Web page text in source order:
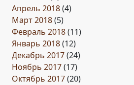
Апрель 2018(4)
Март 2018(5)
Февраль 2018(11)
Январь 2018(12)
Декабрь 2017(24)
Ноябрь 2017(17)
Октябрь 2017(20)